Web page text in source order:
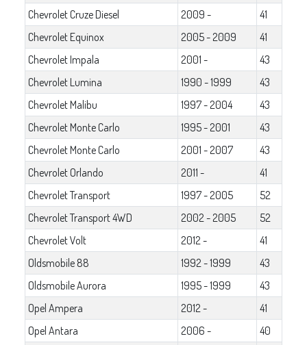
Chevrolet Cruze Diesel
2009 -
41
Chevrolet Equinox
2005 - 2009
41
Chevrolet Impala
2001 -
43
Chevrolet Lumina
1990 - 1999
43
Chevrolet Malibu
1997 - 2004
43
Chevrolet Monte Carlo
1995 - 2001
43
Chevrolet Monte Carlo
2001 - 2007
43
Chevrolet Orlando
2011 -
41
Chevrolet Transport
1997 - 2005
52
Chevrolet Transport 4WD
2002 - 2005
52
Chevrolet Volt
2012 -
41
Oldsmobile 88
1992 - 1999
43
Oldsmobile Aurora
1995 - 1999
43
Opel Ampera
2012 -
41
Opel Antara
2006 -
40